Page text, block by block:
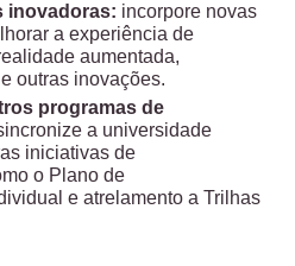
inovadoras: incorpore novas
a experiência de
aumentada,
outras inovações.
programas de
a universidade
iniciativas de
o Plano de
e atrelamento a Trilhas